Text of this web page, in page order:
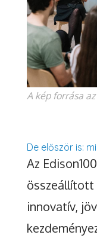
A kép forrása az
De először is:
Az
összeállított
innovatív,